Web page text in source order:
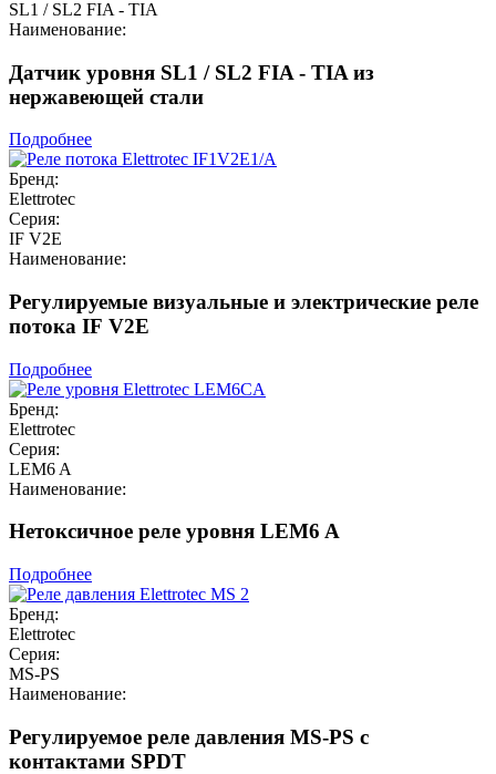
SL1 / SL2 FIA - TIA
Наименование:
Датчик уровня SL1 / SL2 FIA - TIA из
нержавеющей стали
Подробнее
Бренд:
Elettrotec
Серия:
IF V2E
Наименование:
Регулируемые визуальные и электрические реле
потока IF V2E
Подробнее
Бренд:
Elettrotec
Серия:
LEM6 A
Наименование:
Нетоксичное реле уровня LEM6 A
Подробнее
Бренд:
Elettrotec
Серия:
MS-PS
Наименование:
Регулируемое реле давления MS-PS с
контактами SPDT